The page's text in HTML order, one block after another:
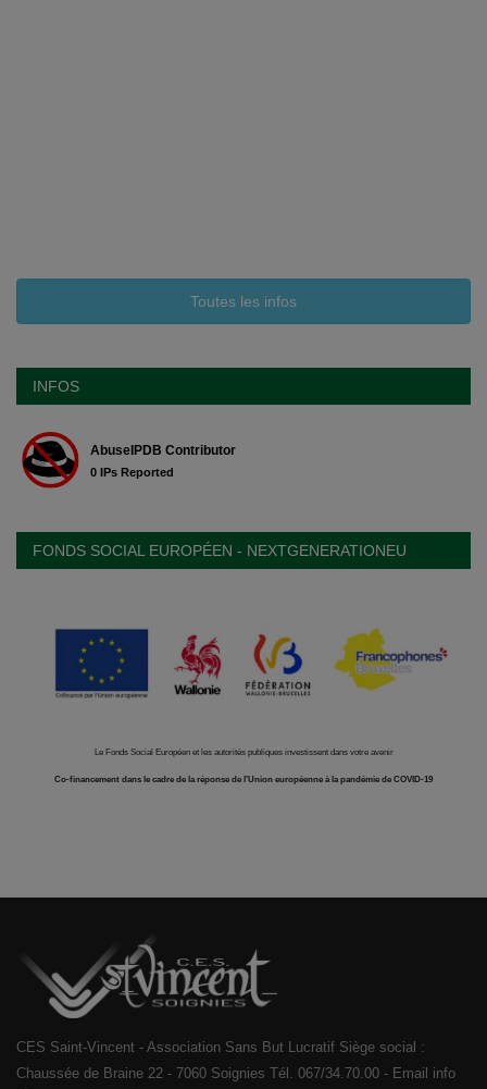
Toutes les infos
INFOS
FONDS SOCIAL EUROPÉEN - NEXTGENERATIONEU
Le Fonds Social Européen et les autorités publiques investissent dans votre avenir
Co-financement dans le cadre de la réponse de l'Union européenne à la pandémie de COVID-19
CES Saint-Vincent - Association Sans But Lucratif Siège social :
Chaussée de Braine 22 - 7060 Soignies Tél. 067/34.70.00 - Email info